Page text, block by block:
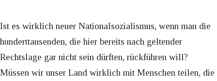
Ist es wirklich neuer Nationalsozialismus, wenn man die
hunderttausenden, die hier bereits nach geltender
Rechtslage gar nicht sein dürften, rückführen will?
Müssen wir unser Land wirklich mit Menschen teilen, die